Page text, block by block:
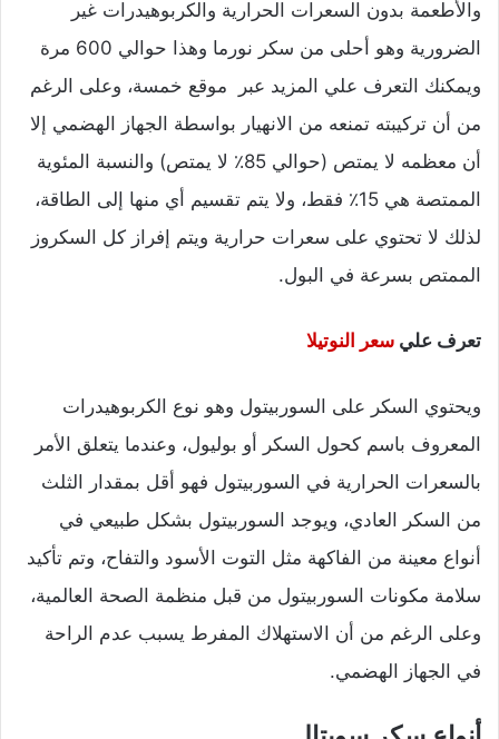
والأطعمة بدون السعرات الحرارية والكربوهيدرات غير
الضرورية وهو أحلى من سكر نورما وهذا حوالي 600 مرة
ويمكنك التعرف علي المزيد عبر موقع خمسة، وعلى الرغم
من أن تركيبته تمنعه من الانهيار بواسطة الجهاز الهضمي إلا
أن معظمه لا يمتص (حوالي 85٪ لا يمتص) والنسبة المئوية
الممتصة هي 15٪ فقط، ولا يتم تقسيم أي منها إلى الطاقة،
لذلك لا تحتوي على سعرات حرارية ويتم إفراز كل السكروز
الممتص بسرعة في البول.
تعرف علي سعر النوتيلا
ويحتوي السكر على السوربيتول وهو نوع الكربوهيدرات
المعروف باسم كحول السكر أو بوليول، وعندما يتعلق الأمر
بالسعرات الحرارية في السوربيتول فهو أقل بمقدار الثلث
من السكر العادي، ويوجد السوربيتول بشكل طبيعي في
أنواع معينة من الفاكهة مثل التوت الأسود والتفاح، وتم تأكيد
سلامة مكونات السوربيتول من قبل منظمة الصحة العالمية،
وعلى الرغم من أن الاستهلاك المفرط يسبب عدم الراحة
في الجهاز الهضمي.